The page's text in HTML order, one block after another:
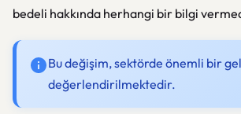
bedeli hakkında herhangi bir bilgi
Bu değişim, sektörde önemli bir
değerlendirilmektedir.